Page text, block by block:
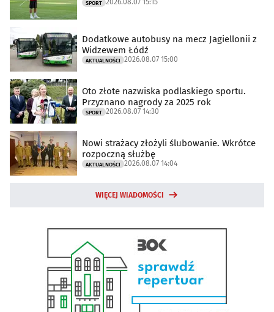
SPORT 2026.08.07 15:15
Dodatkowe autobusy na mecz Jagiellonii z
Widzewem Łódź
AKTUALNOŚCI 2026.08.07 15:00
Oto złote nazwiska podlaskiego sportu.
Przyznano nagrody za 2025 rok
SPORT 2026.08.07 14:30
Nowi strażacy złożyli ślubowanie. Wkrótce
rozpoczną służbę
AKTUALNOŚCI 2026.08.07 14:04
WIĘCEJ WIADOMOŚCI